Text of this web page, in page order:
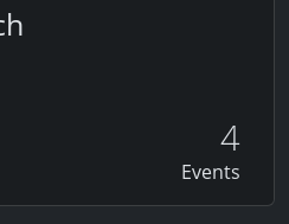
4
Events